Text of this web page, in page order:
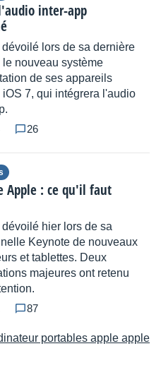
inter-app
lors de sa dernière
le nouveau système
de ses appareils
iOS 7, qui intégrera l'audio
26
Apple : ce qu'il faut
hier lors de sa
Keynote de nouveaux
et tablettes. Deux
majeures ont retenu
87
portables apple apple